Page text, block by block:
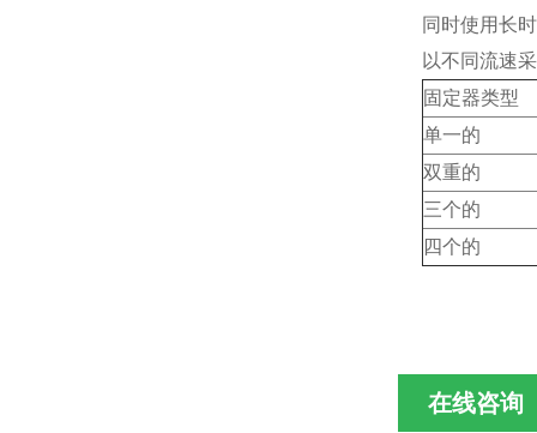
同时使用长
以不同流速
固定器类型
单一的
双重的
三个的
四个的
在线咨询